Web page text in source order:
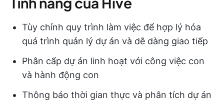
Tùy chỉnh quy trình làm việc để hợp lý hóa
quá trình quản lý dự án và dễ dàng giao tiếp
Phân cấp dự án linh hoạt với công việc con
và hành động con
Thông báo thời gian thực và phân tích dự án